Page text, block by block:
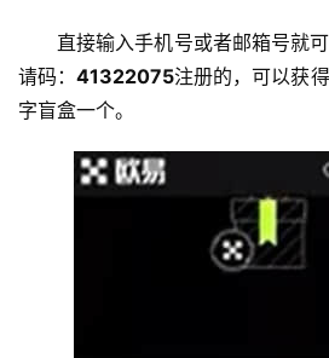
直接输入手机号或者邮箱号就
请码：41322075注册的，可以获
字盲盒一个。